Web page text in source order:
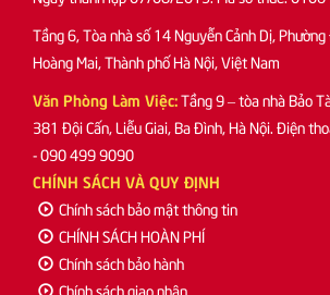
Tầng 6, Tòa nhà số 14 Nguyễn Cảnh Dị,
Hoàng Mai, Thành phố Hà Nội, Việt Nam
Văn Phòng Làm Việc:Tầng 9 – tòa nhà Bảo
381 Đội Cấn, Liễu Giai, Ba Đình, Hà Nội. Điện
- 090 499 9090
CHÍNH SÁCH VÀ QUY ĐỊNH
Chính sách bảo mật thông tin
CHÍNH SÁCH HOÀN PHÍ
Chính sách bảo hành
Chính sách giao nhận